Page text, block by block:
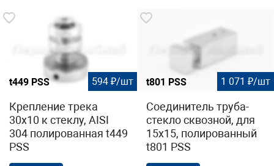
t449 PSS 594 ₽/шт
Крепление трека
30х10 к стеклу, AISI
304 полированная t449
PSS
t801 PSS 1 071 ₽/шт
Соединитель труба-
стекло сквозной, для
15х15, полированный
t801 PSS